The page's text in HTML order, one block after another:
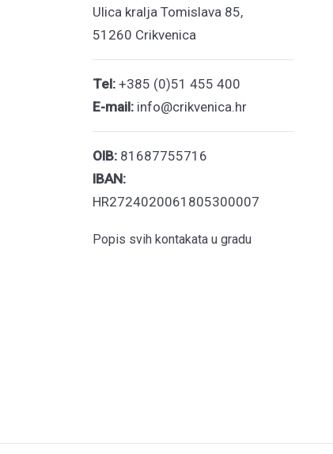
Ulica kralja Tomislava 85,
51260 Crikvenica
Tel: +385 (0)51 455 400
E-mail: info@crikvenica.hr
OIB: 81687755716
IBAN:
HR2724020061805300007
Popis svih kontakata u gradu